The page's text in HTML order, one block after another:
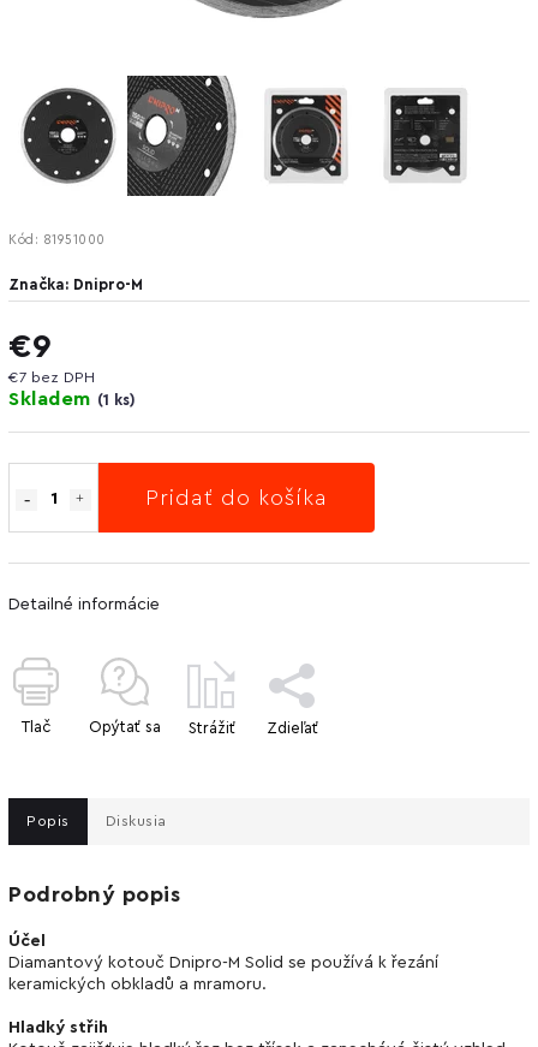
Kód: 81951000
Značka: Dnipro-M
€9
€7 bez DPH
Skladem (1 ks)
Pridať do košíka
Detailné informácie
Tlač Opýtať sa Strážiť Zdieľať
Popis Diskusia
Podrobný popis
Účel
Diamantový kotouč Dnipro-M Solid se používá k řezání
keramických obkladů a mramoru.
Hladký střih